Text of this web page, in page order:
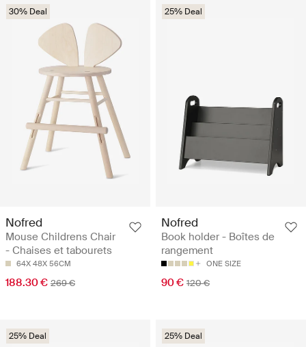
30% Deal
Nofred
Mouse Childrens Chair
- Chaises et tabourets
64X 48X 56CM
188.30 € 269 €
25% Deal
Nofred
Book holder - Boîtes de
rangement
ONE SIZE
90 € 120 €
25% Deal 25% Deal